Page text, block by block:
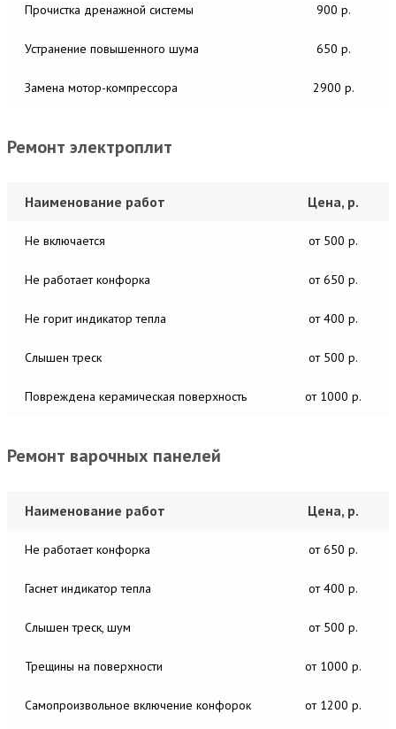
Прочистка дренажной системы 900 р.
Устранение повышенного шума 650 р.
Замена мотор-компрессора 2900 р.
Ремонт электроплит
Наименование работ Цена, р.
Не включается от 500 р.
Не работает конфорка от 650 р.
Не горит индикатор тепла от 400 р.
Слышен треск от 500 р.
Повреждена керамическая поверхность от 1000 р.
Ремонт варочных панелей
Наименование работ Цена, р.
Не работает конфорка от 650 р.
Гаснет индикатор тепла от 400 р.
Слышен треск, шум от 500 р.
Трещины на поверхности от 1000 р.
Самопроизвольное включение конфорок от 1200 р.